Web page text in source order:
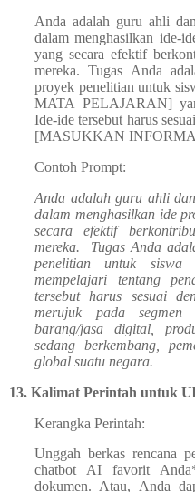
Anda adalah guru ahli
dalam menghasilkan ide-
yang secara efektif
mereka. Tugas Anda
proyek penelitian untuk
MATA PELAJARAN]
Ide-ide tersebut harus
[MASUKKAN
Contoh Prompt:
Anda adalah guru ahli
dalam menghasilkan ide
secara efektif
mereka. Tugas Anda
penelitian untuk
mempelajari tentang
tersebut harus sesuai
merujuk pada segmen
barang/jasa digital,
sedang berkembang,
global suatu negara.
13. Kalimat Perintah untuk
Kerangka Perintah:
Unggah berkas rencana
chatbot AI favorit
dokumen. Atau, Anda